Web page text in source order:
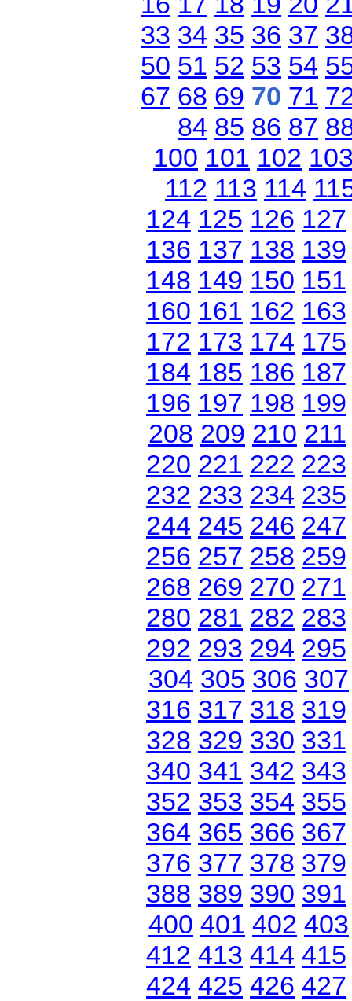
33 34 35 36 37
50 51 52 53 54
67 68 69 70 71
84 85 86 87
100 101 102
112 113 114
124 125 126 127
136 137 138 139
148 149 150 151
160 161 162 163
172 173 174 175
184 185 186 187
196 197 198 199
208 209 210 211
220 221 222 223
232 233 234 235
244 245 246 247
256 257 258 259
268 269 270 271
280 281 282 283
292 293 294 295
304 305 306 307
316 317 318 319
328 329 330 331
340 341 342 343
352 353 354 355
364 365 366 367
376 377 378 379
388 389 390 391
400 401 402 403
412 413 414 415
424 425 426 427